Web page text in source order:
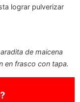
lograr pulverizar
de maicena
en frasco con tapa.